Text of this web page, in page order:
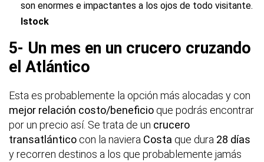
son enormes e impactantes a los ojos de todo visitante.
Istock
5- Un mes en un crucero cruzando
el Atlántico
Esta es probablemente la opción más alocadas y con
mejor relación costo/beneficio que podrás encontrar
por un precio así. Se trata de un crucero
transatlántico con la naviera Costa que dura 28 días
y recorren destinos a los que probablemente jamás